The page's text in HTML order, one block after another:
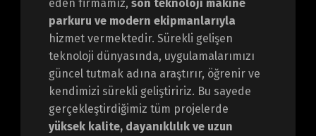
eden firmamız, son teknoloji makine
parkuru ve modern ekipmanlarıyla
hizmet vermektedir. Sürekli gelişen
teknoloji dünyasında, uygulamalarımızı
güncel tutmak adına araştırır, öğrenir ve
kendimizi sürekli geliştiririz. Bu sayede
gerçekleştirdiğimiz tüm projelerde
yüksek kalite, dayanıklılık ve uzun